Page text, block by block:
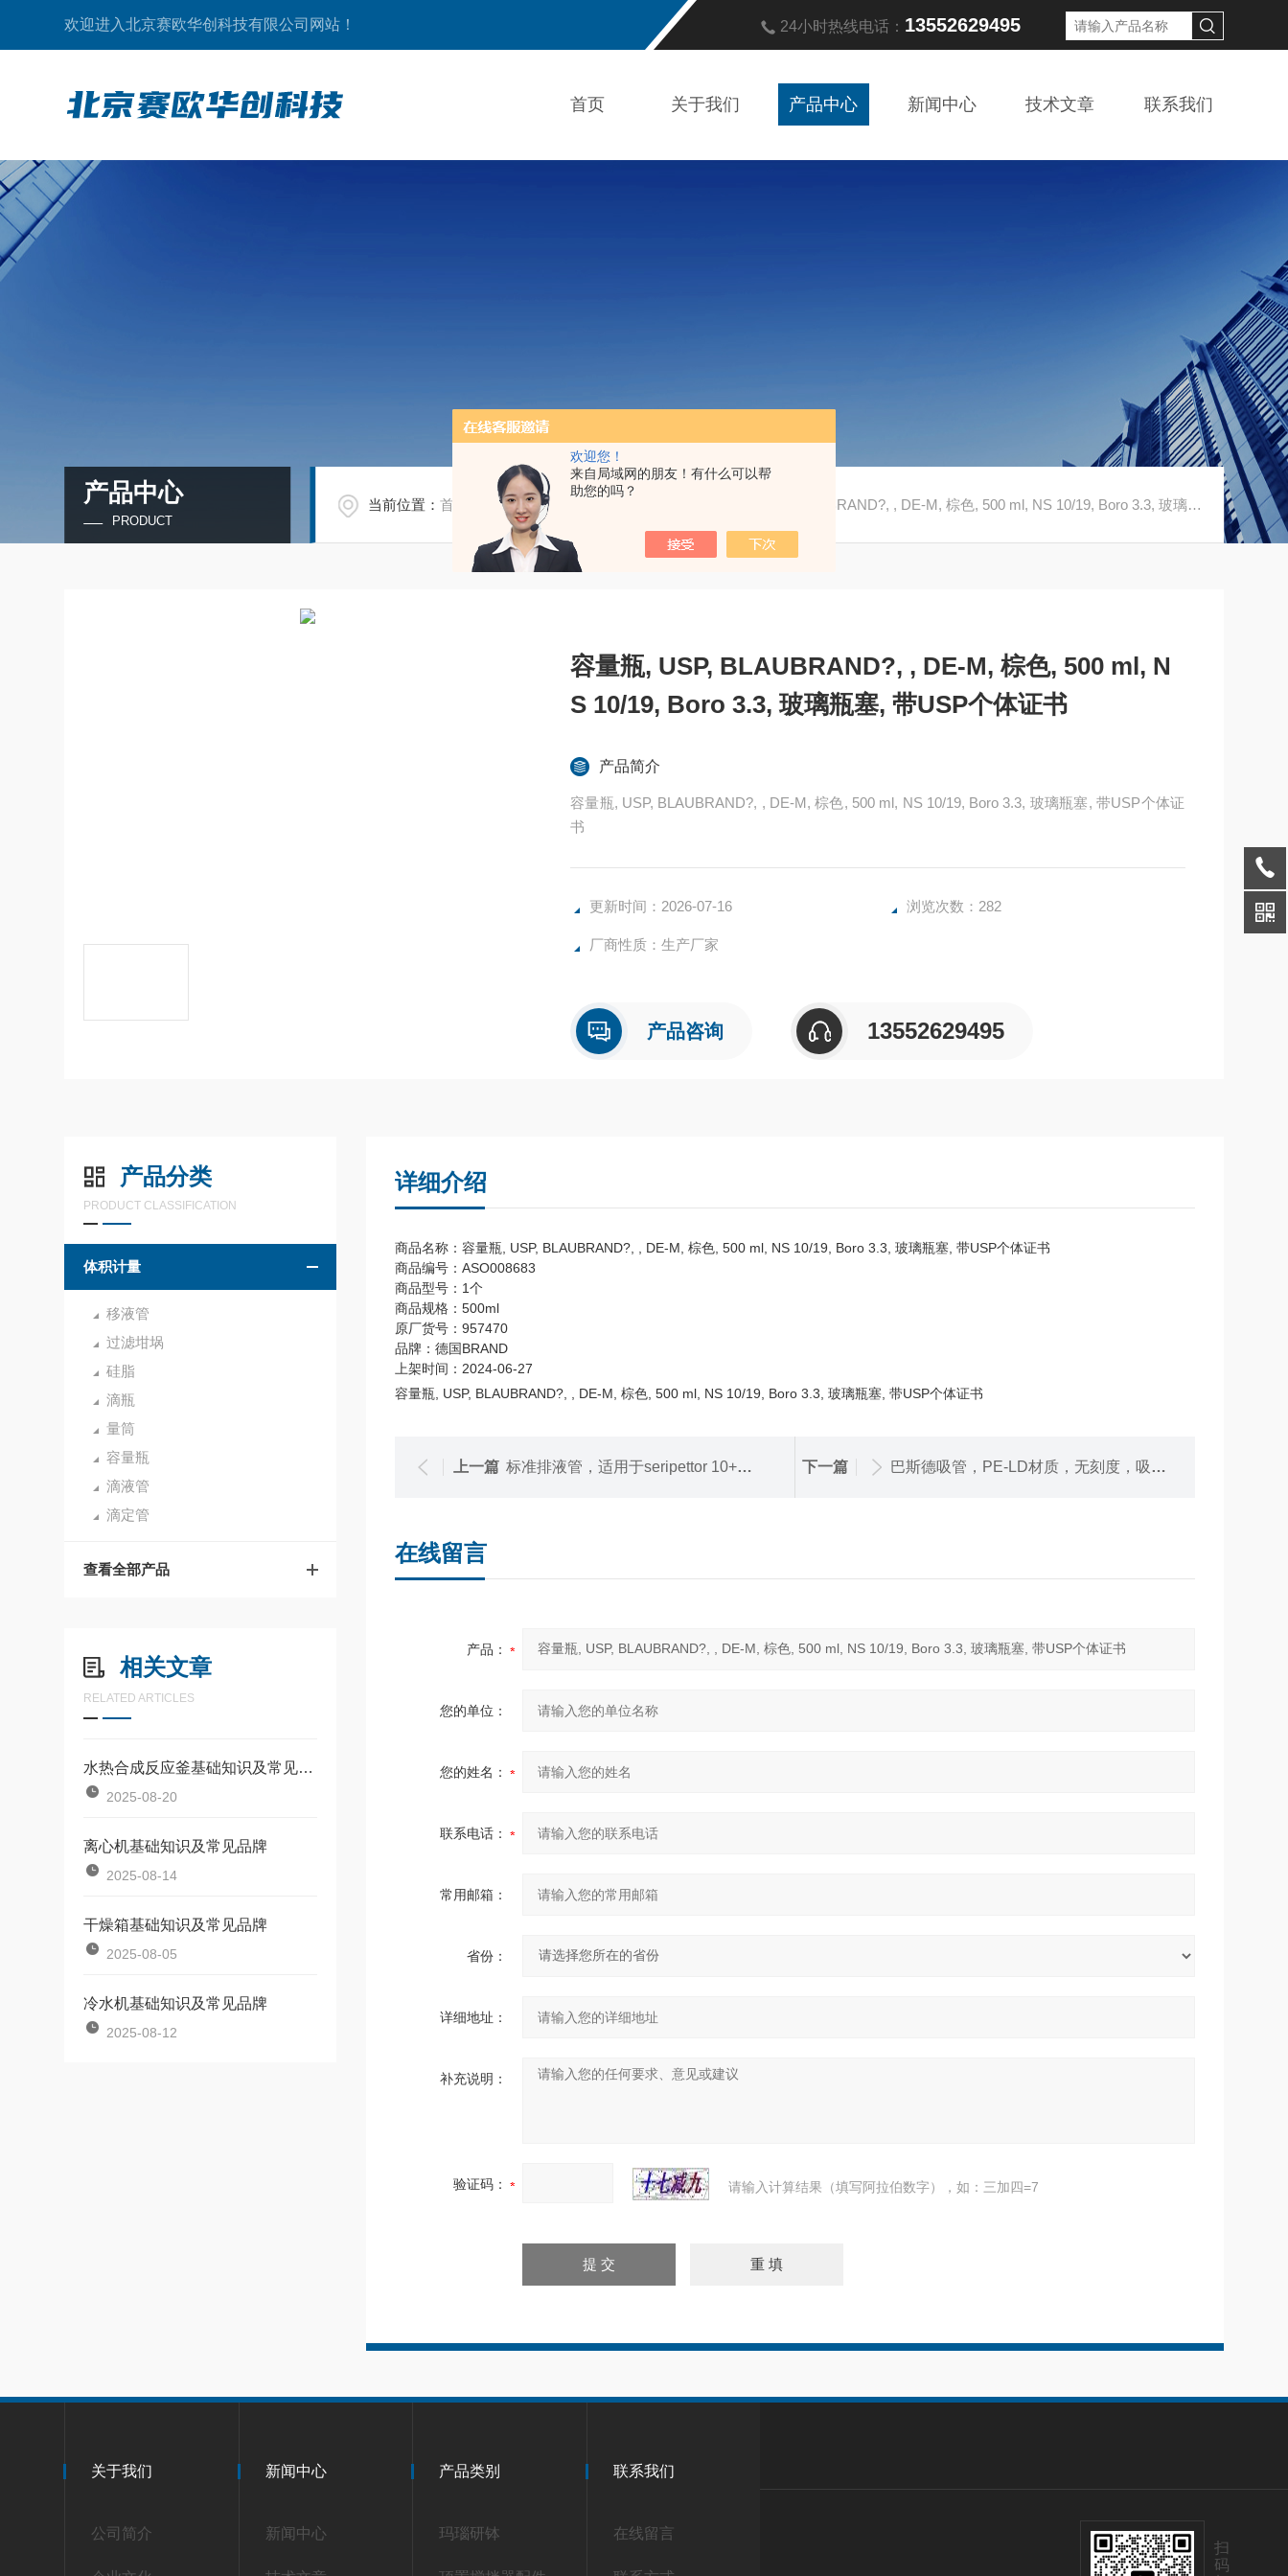
欢迎您！
来自局域网的朋友！有什么可以帮
助您的吗？
欢迎进入北京赛欧华创科技有限公司网站！ 24小时热线电话： 13552629495
首页 关于我们 产品中心 新闻中心 技术文章 联系我们
产品中心
PRODUCT
当前位置：首页 产品中心/ / 容量瓶, USP, BLAUBRAND?, , DE-M, 棕色, 500 ml, NS 10/19, Boro 3.3, 玻璃瓶塞, 带USP个体证书
容量瓶, USP, BLAUBRAND?, , DE-M, 棕色, 500 ml, N
S 10/19, Boro 3.3, 玻璃瓶塞, 带USP个体证书
产品简介
容量瓶, USP, BLAUBRAND?, , DE-M, 棕色, 500 ml, NS 10/19, Boro 3.3, 玻璃瓶塞, 带USP个体证
书
更新时间：2026-07-16 浏览次数：282
厂商性质：生产厂家
产品咨询 13552629495
产品分类
PRODUCT CLASSIFICATION
体积计量
移液管
过滤坩埚
硅脂
滴瓶
量筒
容量瓶
滴液管
滴定管
查看全部产品
相关文章
RELATED ARTICLES
水热合成反应釜基础知识及常见品牌
2025-08-20
离心机基础知识及常见品牌
2025-08-14
干燥箱基础知识及常见品牌
2025-08-05
冷水机基础知识及常见品牌
2025-08-12
详细介绍
商品名称：容量瓶, USP, BLAUBRAND?, , DE-M, 棕色, 500 ml, NS 10/19, Boro 3.3, 玻璃瓶塞, 带USP个体证书
商品编号：ASO008683
商品型号：1个
商品规格：500ml
原厂货号：957470
品牌：德国BRAND
上架时间：2024-06-27
容量瓶, USP, BLAUBRAND?, , DE-M, 棕色, 500 ml, NS 10/19, Boro 3.3, 玻璃瓶塞, 带USP个体证书
上一篇 标准排液管，适用于seripettor 10+25 ml 下一篇 巴斯德吸管，PE-LD材质，无刻度，吸液量1.0 ml
在线留言
产品：
您的单位：
您的姓名：
联系电话：
常用邮箱：
省份：
详细地址：
补充说明：
验证码： 请输入计算结果（填写阿拉伯数字），如：三加四=7
关于我们
公司简介
新闻中心
新闻中心
产品类别
玛瑙研钵
联系我们
在线留言
扫
码